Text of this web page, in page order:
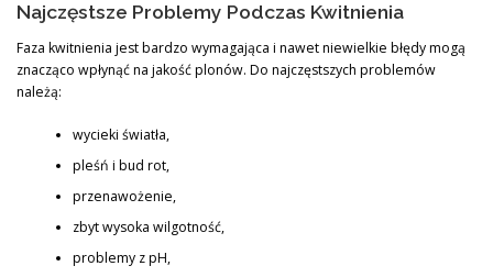
Najczęstsze Problemy Podczas Kwitnienia
Faza kwitnienia jest bardzo wymagająca i nawet niewielkie błędy mogą
znacząco wpłynąć na jakość plonów. Do najczęstszych problemów
należą:
wycieki światła,
pleśń i bud rot,
przenawożenie,
zbyt wysoka wilgotność,
problemy z pH,